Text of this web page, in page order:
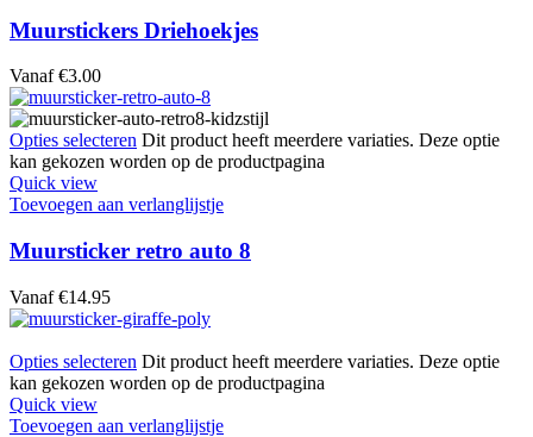
Muurstickers Driehoekjes
Vanaf €3.00
Opties selecteren Dit product heeft meerdere variaties. Deze optie
kan gekozen worden op de productpagina
Quick view
Toevoegen aan verlanglijstje
Muursticker retro auto 8
Vanaf €14.95
Opties selecteren Dit product heeft meerdere variaties. Deze optie
kan gekozen worden op de productpagina
Quick view
Toevoegen aan verlanglijstje